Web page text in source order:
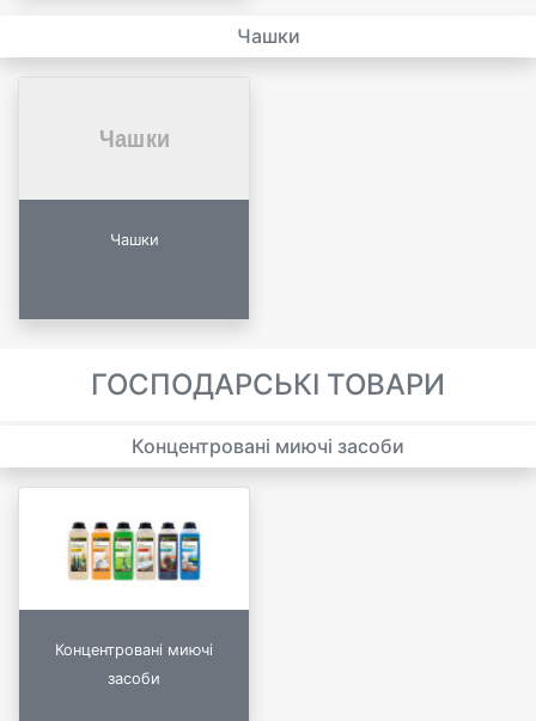
Чашки
Чашки
ГОСПОДАРСЬКІ ТОВАРИ
Концентровані миючі засоби
Концентровані миючі
засоби